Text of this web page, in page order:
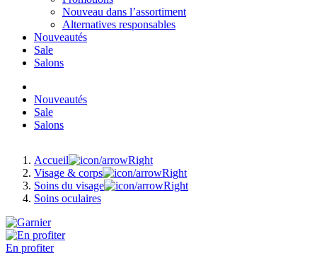
Nouveau dans l’assortiment
Alternatives responsables
Nouveautés
Sale
Salons
Nouveautés
Sale
Salons
Accueil
Visage & corps
Soins du visage
Soins oculaires
En profiter